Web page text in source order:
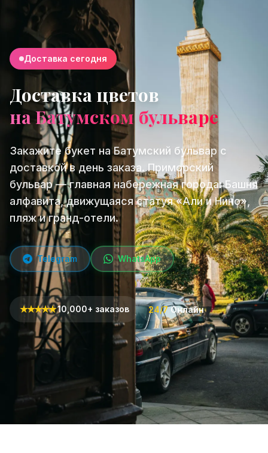
Доставка сегодня
Доставка цветов
на Батумском бульваре
Закажите букет на Батумский бульвар с
доставкой в день заказа. Приморский
бульвар — главная набережная города: Башня
алфавита, движущаяся статуя «Али и Нино»,
пляж и гранд-отели.
Telegram WhatsApp
★★★★★10,000+ заказов 24/7 Онлайн